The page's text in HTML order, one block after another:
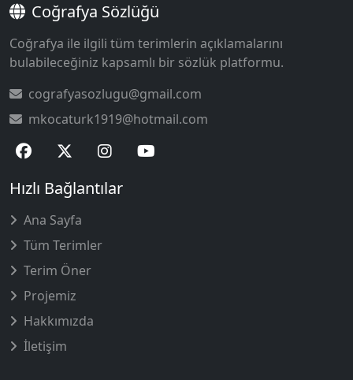
Coğrafya Sözlüğü
Coğrafya ile ilgili tüm terimlerin açıklamalarını
bulabileceğiniz kapsamlı bir sözlük platformu.
cografyasozlugu@gmail.com
mkocaturk1919@hotmail.com
Hızlı Bağlantılar
Ana Sayfa
Tüm Terimler
Terim Öner
Projemiz
Hakkımızda
İletişim